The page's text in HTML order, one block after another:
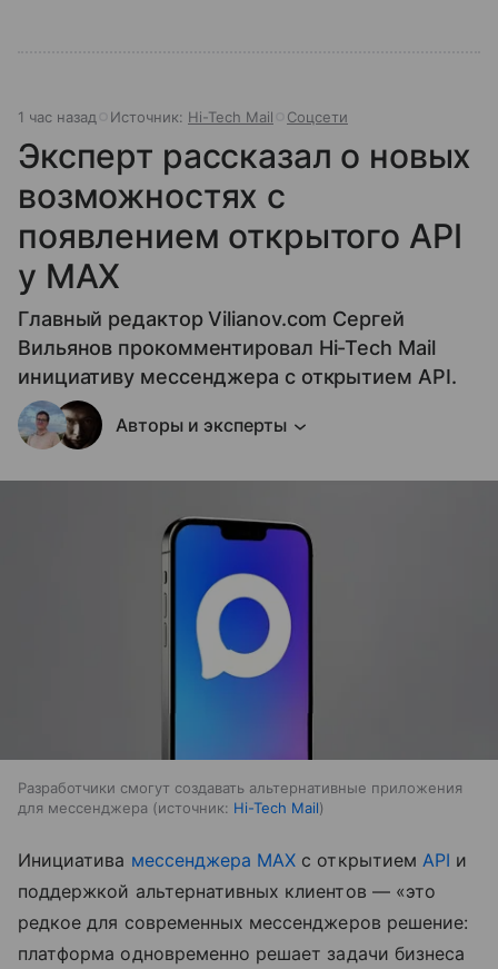
1 час назад Источник: Hi-Tech Mail Соцсети
Эксперт рассказал о новых
возможностях с
появлением открытого API
у МАХ
Главный редактор Vilianov.com Сергей
Вильянов прокомментировал Hi-Tech Mail
инициативу мессенджера с открытием API.
Авторы и эксперты
Разработчики смогут создавать альтернативные приложения
для мессенджера
источник: Hi-Tech Mail
Инициатива мессенджера MAX с открытием API и
поддержкой альтернативных клиентов — «это
редкое для современных мессенджеров решение:
платформа одновременно решает задачи бизнеса